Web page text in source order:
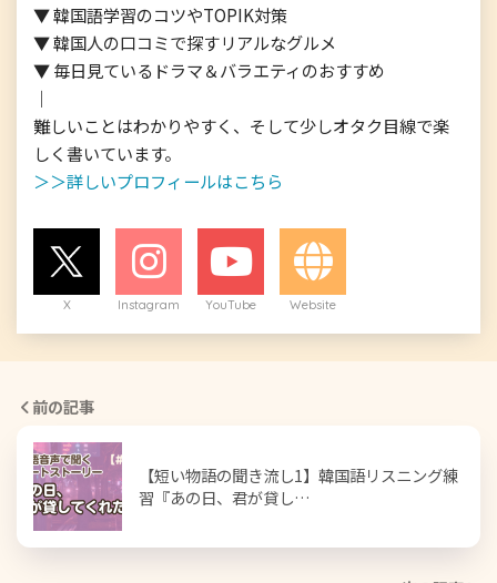
▼ 韓国語学習のコツやTOPIK対策
▼ 韓国人の口コミで探すリアルなグルメ
▼ 毎日見ているドラマ＆バラエティのおすすめ
｜
難しいことはわかりやすく、そして少しオタク目線で楽
＞＞詳しいプロフィールはこちら
X Instagram YouTube Website
前の記事
【短い物語の聞き流し1】韓国語リスニング練
習『あの日、君が貸し…